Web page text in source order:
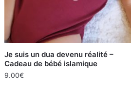
Je suis un dua devenu réalité –
Cadeau de bébé islamique
9.00€